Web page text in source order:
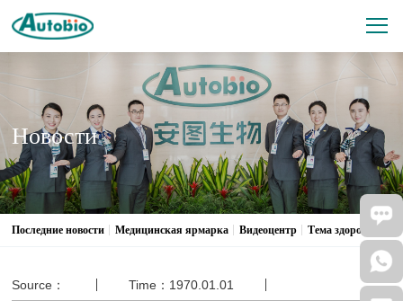
Новости
Последние новости Медицинская ярмарка Видеоцентр Тема здоровья
Source： Time：1970.01.01